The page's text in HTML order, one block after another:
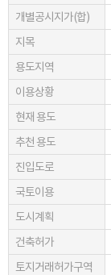
개별공시지가(합)
지목
용도지역
이용상황
현재 용도
추천 용도
진입도로
국토이용
도시계획
건축허가
토지거래허가구역